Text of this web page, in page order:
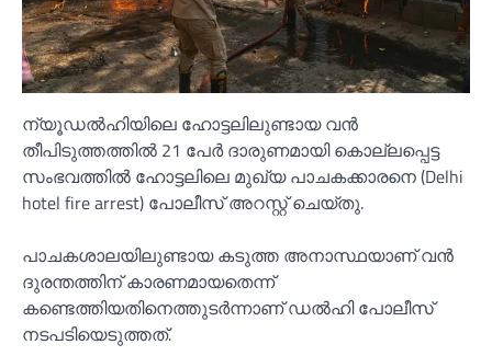
ന്യൂഡല്‍ഹിയിലെ ഹോട്ടലിലുണ്ടായ വൻ
തീപിടുത്തത്തില്‍ 21 പേർ ദാരുണമായി കൊല്ലപ്പെട്ട
സംഭവത്തില്‍ ഹോട്ടലിലെ മുഖ്യ പാചകക്കാരനെ (Delhi
hotel fire arrest) പോലീസ് അറസ്റ്റ് ചെയ്തു.
പാചകശാലയിലുണ്ടായ കടുത്ത അനാസ്ഥയാണ് വൻ
ദുരന്തത്തിന് കാരണമായതെന്ന്
കണ്ടെത്തിയതിനെത്തുടർന്നാണ് ഡല്‍ഹി പോലീസ്
നടപടിയെടുത്തത്.